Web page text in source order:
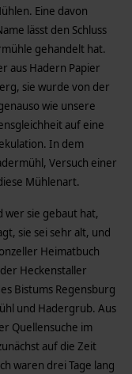
Eine davon
lässt den Schluss
gehandelt hat.
aus Hadern Papier
sie wurde von der
wie unsere
auf eine
In dem
Versuch einer
Mühlenart.
wer sie gebaut hat,
sie sei sehr alt, und
Heimatbuch
Heckenstaller
Bistums Regensburg
und Hadergrub. Aus
Quellensuche im
auf die Zeit
waren drei Tage lang